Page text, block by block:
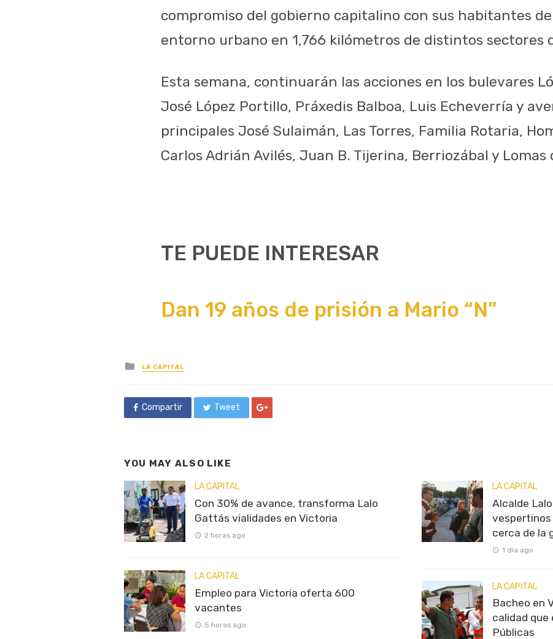
compromiso del gobierno capitalino con sus habitantes
entorno urbano en 1,766 kilómetros de distintos sectores
Esta semana, continuarán las acciones en los bulevares
José López Portillo, Práxedis Balboa, Luis Echeverría y
principales José Sulaimán, Las Torres, Familia Rotaria,
Carlos Adrián Avilés, Juan B. Tijerina, Berriozábal y
TE PUEDE INTERESAR
Dan 19 años de prisión a Mario “N”
Posted
in
LA CAPITAL
Compartir Tweet
YOU MAY ALSO LIKE
LA CAPITAL
Con 30% de avance, transforma Lalo
Gattás vialidades en Victoria
2 horas ago
LA CAPITAL
Empleo para Victoria oferta 600
vacantes
5 horas ago
LA CAPITAL
Alcalde
vespertinos
cerca de la
1 día ago
LA CAPITAL
Bacheo en
calidad que
Públicas